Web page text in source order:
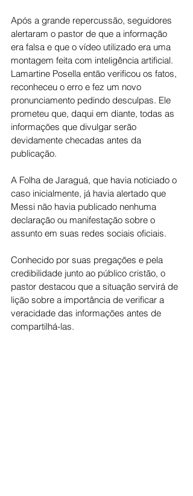
Após a grande repercussão, seguidores
alertaram o pastor de que a informação
era falsa e que o vídeo utilizado era uma
montagem feita com inteligência artificial.
Lamartine Posella então verificou os fatos,
reconheceu o erro e fez um novo
pronunciamento pedindo desculpas. Ele
prometeu que, daqui em diante, todas as
informações que divulgar serão
devidamente checadas antes da
publicação.
A Folha de Jaraguá, que havia noticiado o
caso inicialmente, já havia alertado que
Messi não havia publicado nenhuma
declaração ou manifestação sobre o
assunto em suas redes sociais oficiais.
Conhecido por suas pregações e pela
credibilidade junto ao público cristão, o
pastor destacou que a situação servirá de
lição sobre a importância de verificar a
veracidade das informações antes de
compartilhá-las.